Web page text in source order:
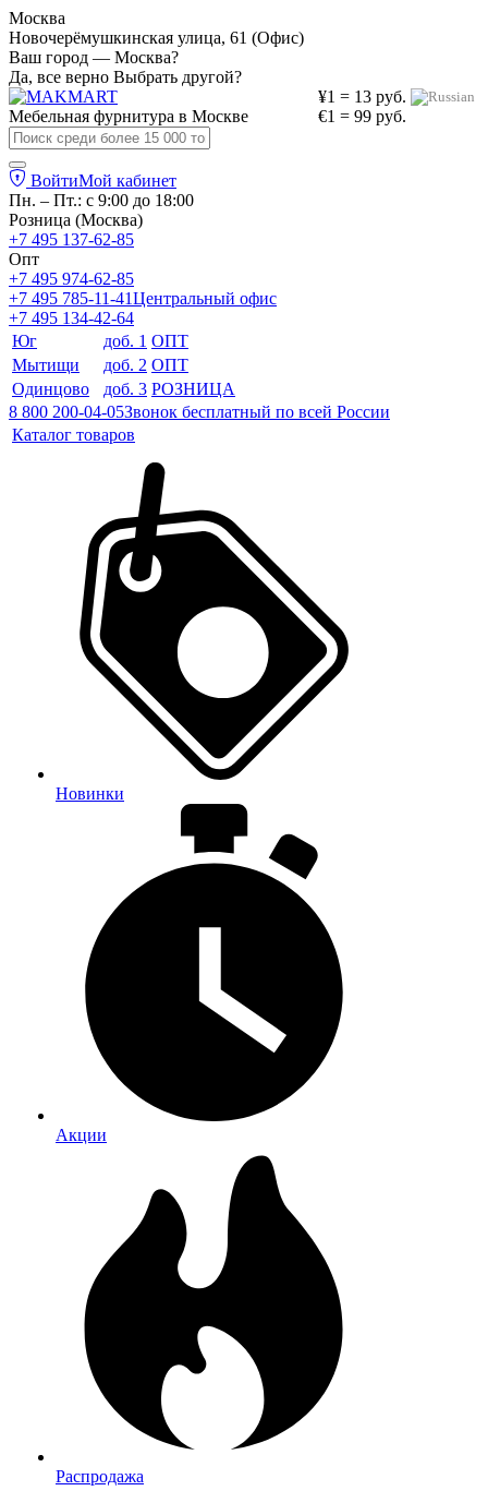
Москва
Новочерёмушкинская улица, 61 (Офис)
Ваш город — Москва?
Да, все верно Выбрать другой?
¥1 = 13 руб.
€1 = 99 руб.
Мебельная фурнитура в Москве
ВойтиМой кабинет
Пн. – Пт.: с 9:00 до 18:00
Розница (Москва)
+7 495 137-62-85
Опт
+7 495 974-62-85
+7 495 785-11-41Центральный офис
+7 495 134-42-64
Юг
доб. 1 ОПТ
Мытищи
доб. 2 ОПТ
Одинцово
доб. 3 РОЗНИЦА
8 800 200-04-05Звонок бесплатный по всей России
Каталог товаров
Новинки
Акции
Распродажа